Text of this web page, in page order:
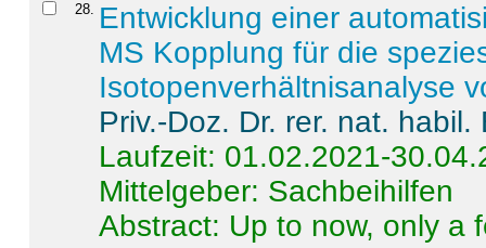
28. Entwicklung einer
MS Kopplung für die
Isotopenverhältnisanalyse
Priv.-Doz. Dr. rer. nat.
Laufzeit: 01.02.2021-
Mittelgeber: Sachbeihilfen
Abstract: Up to now, only a